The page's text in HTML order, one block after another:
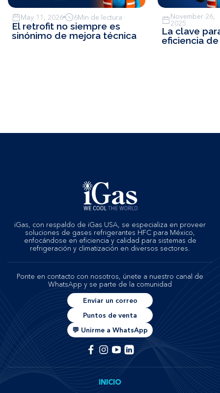
May 11, 2026 6Min de lectura
El retrofit no siempre es
sinónimo de mejora técnica
November 26,
2025
La clave
eficiencia
iGas, con respaldo de iGas USA, se especializa en proveer
soluciones de gases refrigerantes HFC para México,
enfocándose en eficiencia y calidad para sistemas de
refrigeración y climatización en diversos sectores.
INICIO
Ponte en contacto con nosotros, únete a nuestro canal de
WhatsApp y se parte de la comunidad
Enviar un correo
Puntos de venta
💬 Unirme a WhatsApp